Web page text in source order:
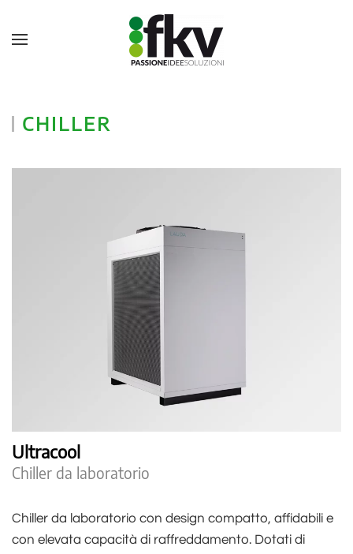
CHILLER
Ultracool
Chiller da laboratorio
Chiller da laboratorio con design compatto, affidabili e
con elevata capacità di raffreddamento. Dotati di